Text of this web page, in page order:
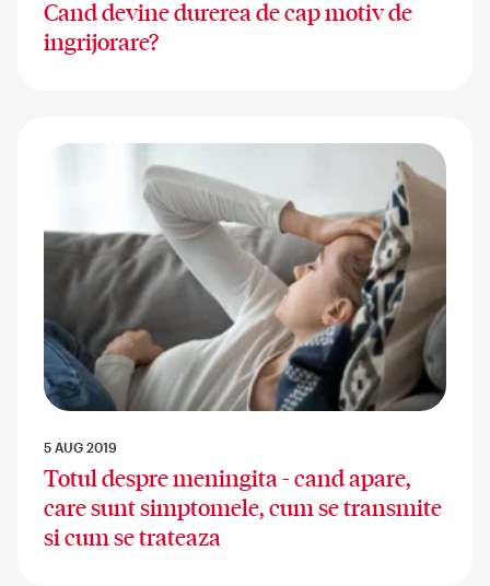
Cand devine durerea de cap motiv de
ingrijorare?
5 AUG 2019
Totul despre meningita - cand apare,
care sunt simptomele, cum se transmite
si cum se trateaza